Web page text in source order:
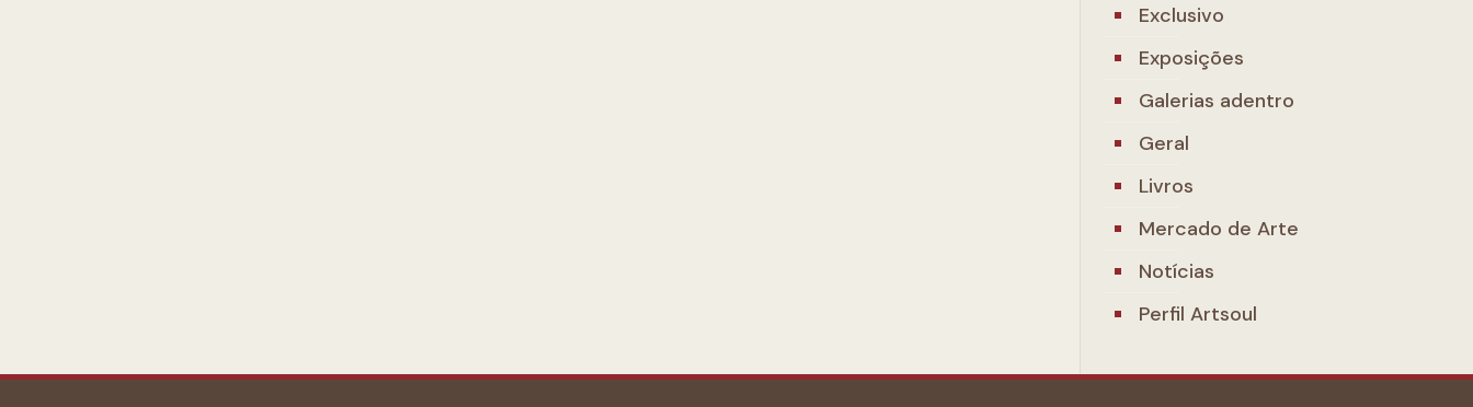
Exclusivo
Exposições
Galerias adentro
Geral
Livros
Mercado de Arte
Notícias
Perfil Artsoul